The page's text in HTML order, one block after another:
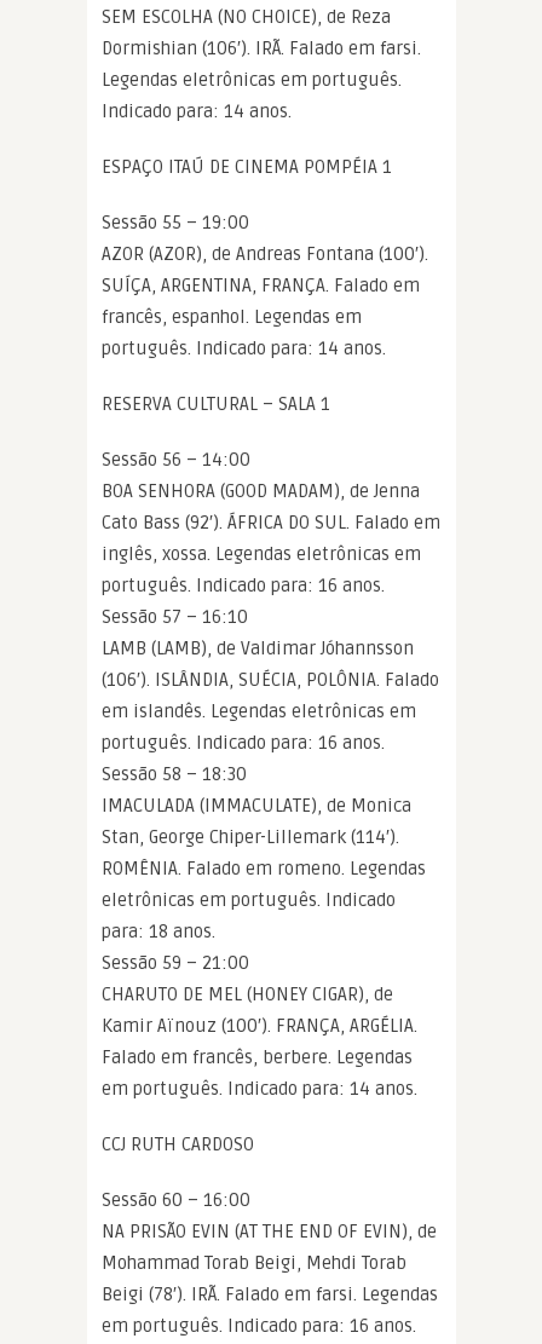
SEM ESCOLHA (NO CHOICE), de Reza
Dormishian (106′). IRÃ. Falado em farsi.
Legendas eletrônicas em português.
Indicado para: 14 anos.
ESPAÇO ITAÚ DE CINEMA POMPÉIA 1
Sessão 55 – 19:00
AZOR (AZOR), de Andreas Fontana (100′).
SUÍÇA, ARGENTINA, FRANÇA. Falado em
francês, espanhol. Legendas em
português. Indicado para: 14 anos.
RESERVA CULTURAL – SALA 1
Sessão 56 – 14:00
BOA SENHORA (GOOD MADAM), de Jenna
Cato Bass (92′). ÁFRICA DO SUL. Falado em
inglês, xossa. Legendas eletrônicas em
português. Indicado para: 16 anos.
Sessão 57 – 16:10
LAMB (LAMB), de Valdimar Jóhannsson
(106′). ISLÂNDIA, SUÉCIA, POLÔNIA. Falado
em islandês. Legendas eletrônicas em
português. Indicado para: 16 anos.
Sessão 58 – 18:30
IMACULADA (IMMACULATE), de Monica
Stan, George Chiper-Lillemark (114′).
ROMÊNIA. Falado em romeno. Legendas
eletrônicas em português. Indicado
para: 18 anos.
Sessão 59 – 21:00
CHARUTO DE MEL (HONEY CIGAR), de
Kamir Aïnouz (100′). FRANÇA, ARGÉLIA.
Falado em francês, berbere. Legendas
em português. Indicado para: 14 anos.
CCJ RUTH CARDOSO
Sessão 60 – 16:00
NA PRISÃO EVIN (AT THE END OF EVIN), de
Mohammad Torab Beigi, Mehdi Torab
Beigi (78′). IRÃ. Falado em farsi. Legendas
em português. Indicado para: 16 anos.